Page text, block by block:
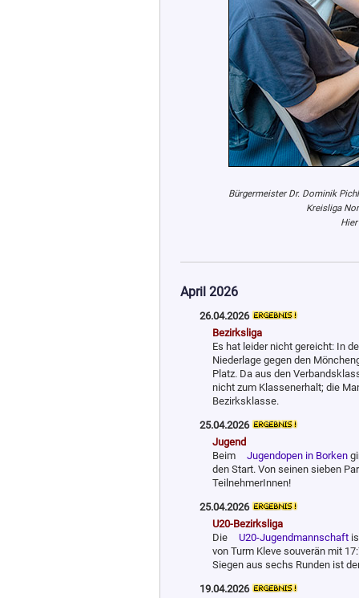
Bürgermeister Dr. Dominik
Kreisliga
April 2026
26.04.2026
Bezirksliga
Es hat leider nicht gereicht: In
Niederlage gegen den
Platz. Da aus den
nicht zum Klassenerhalt; die
Bezirksklasse.
25.04.2026
Jugend
Beim
Jugendopen in Borken
den Start. Von seinen sieben
TeilnehmerInnen!
25.04.2026
U20-Bezirksliga
Die
U20-Jugend­mann­schaft
von Turm Kleve souverän mit
Siegen aus sechs Runden ist
19.04.2026